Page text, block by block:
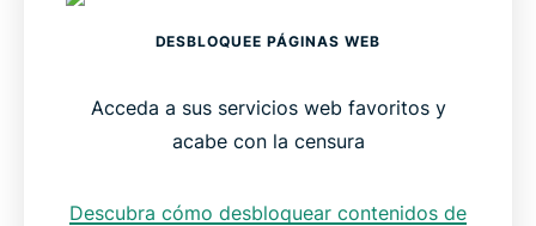
DESBLOQUEE PÁGINAS WEB
Acceda a sus servicios web favoritos y
acabe con la censura
Descubra cómo desbloquear contenidos de